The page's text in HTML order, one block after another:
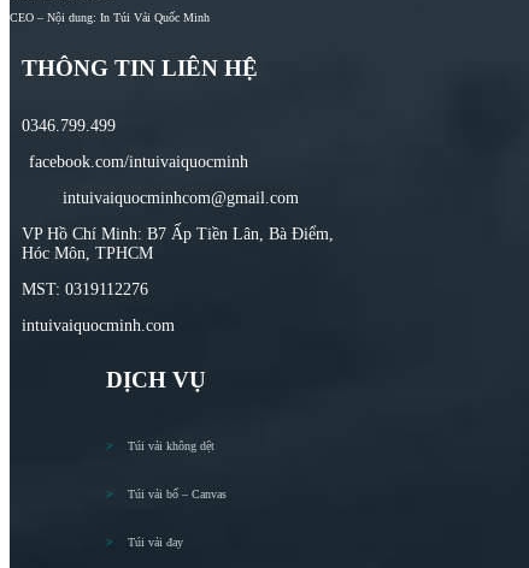
CEO – Nội dung: In Túi Vải Quốc Minh
THÔNG TIN LIÊN HỆ
0346.799.499
facebook.com/intuivaiquocminh
intuivaiquocminhcom@gmail.com
VP Hồ Chí Minh: B7 Ấp Tiền Lân, Bà Điểm,
Hóc Môn, TPHCM
MST: 0319112276
intuivaiquocminh.com
DỊCH VỤ
Túi vải không dệt
Túi vải bố – Canvas
Túi vải đay